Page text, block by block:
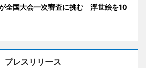
全国大会一次審査に挑む 浮世絵を10
プレスリリース